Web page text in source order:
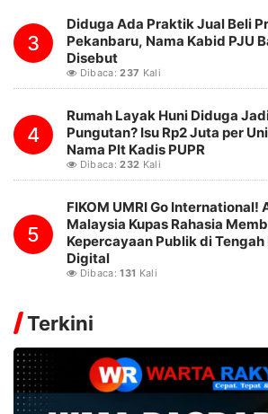
3
Diduga Ada Praktik Jual Beli
Pekanbaru, Nama Kabid PJU
Disebut
Dibaca:237 Kali
4
Rumah Layak Huni Diduga
Pungutan? Isu Rp2 Juta per
Nama Plt Kadis PUPR
Dibaca:232 Kali
5
FIKOM UMRI Go International!
Malaysia Kupas Rahasia
Kepercayaan Publik di
Digital
Dibaca:131 Kali
Terkini